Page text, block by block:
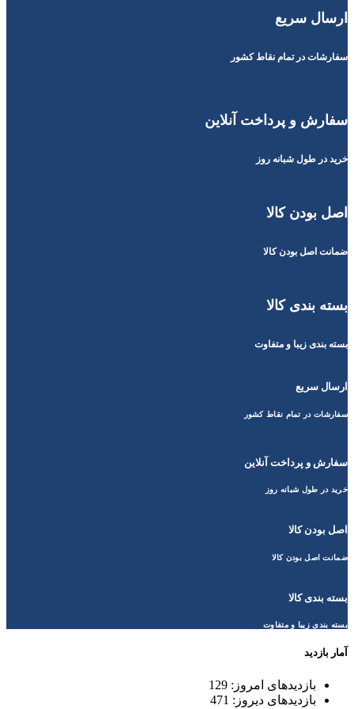
ارسال سریع
سفارشات در تمام نقاط کشور
سفارش و پرداخت آنلاین
خرید در طول شبانه روز
اصل بودن کالا
ضمانت اصل بودن کالا
بسته بندی کالا
بسته بندی زیبا و متفاوت
ارسال سریع
سفارشات در تمام نقاط کشور
سفارش و پرداخت آنلاین
خرید در طول شبانه روز
اصل بودن کالا
ضمانت اصل بودن کالا
بسته بندی کالا
بسته بندی زیبا و متفاوت
آمار بازدید
بازدیدهای امروز: 129
بازدیدهای دیروز: 471